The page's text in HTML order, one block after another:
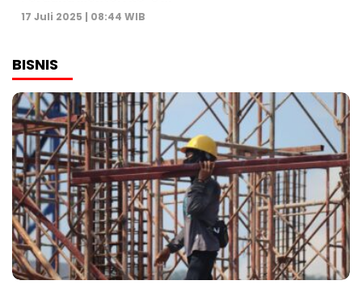
17 Juli 2025 | 08:44 WIB
BISNIS